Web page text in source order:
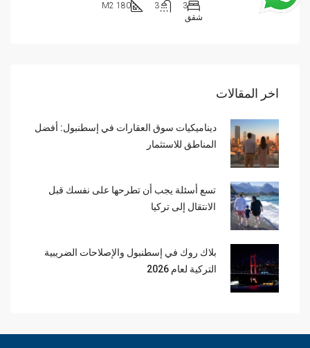
3
3
180 M2
شقق
اخر المقالات
ديناميكيات سوق العقارات في إسطنبول: أفضل
المناطق للاستثمار
تسع أسئلة يجب أن تطرحها على نفسك قبل
الانتقال إلى تركيا
بلاك روك في إسطنبول والإصلاحات الضريبية
التركية لعام 2026